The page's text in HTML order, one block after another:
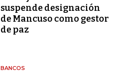
suspende designación
de Mancuso como gestor
de paz
BANCOS